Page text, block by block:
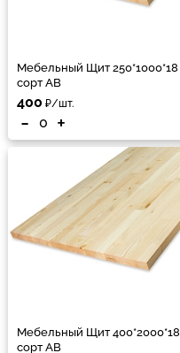
Мебельный Щит 250*1000*18
сорт АВ
400 ₽/шт.
- +
Мебельный Щит 400*2000*18
сорт АВ